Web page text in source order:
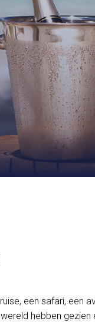
een safari, een
hebben